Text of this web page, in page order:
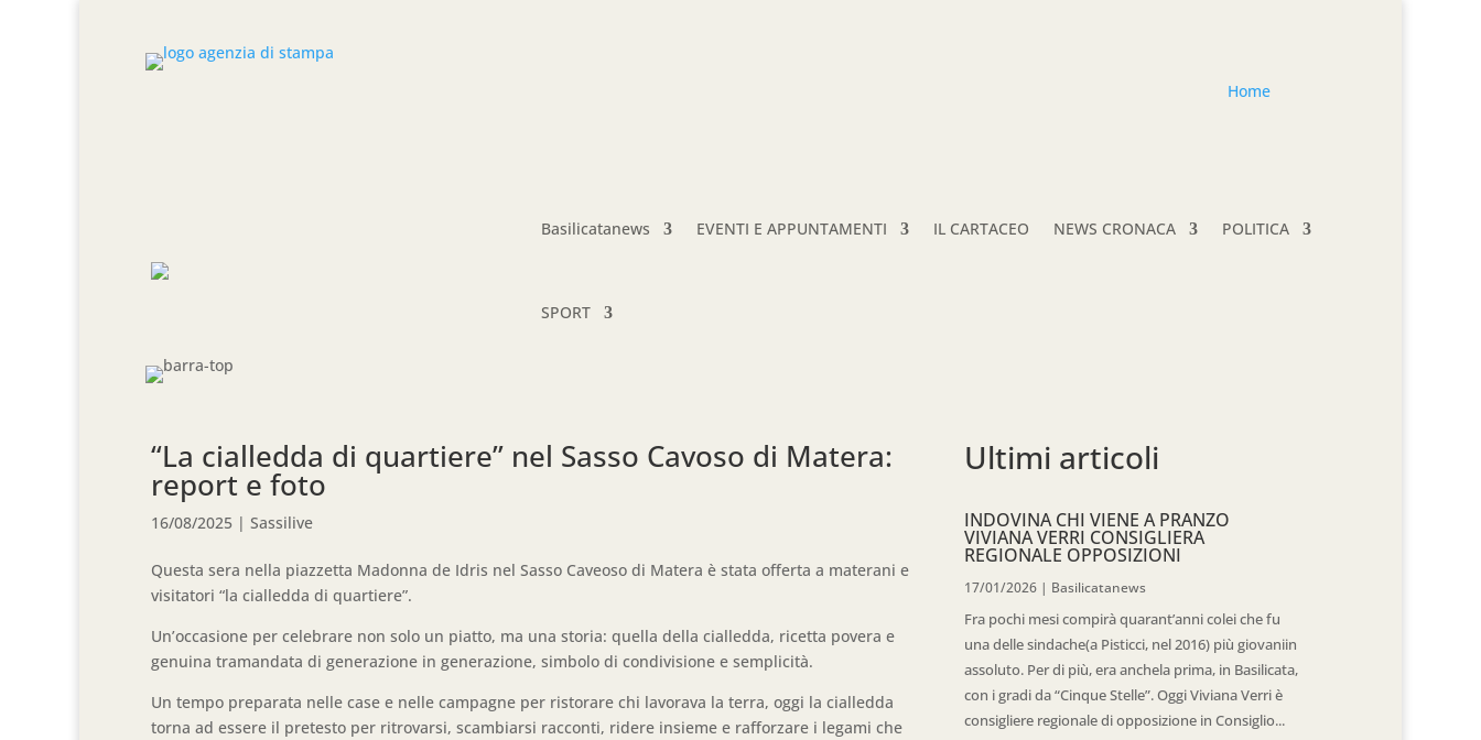
Home
Basilicatanews EVENTI E APPUNTAMENTI IL CARTACEO NEWS CRONACA POLITICA
SPORT
“La cialledda di quartiere” nel Sasso Cavoso di Matera:
report e foto
16/08/2025 | Sassilive
Questa sera nella piazzetta Madonna de Idris nel Sasso Caveoso di Matera è stata offerta a materani e
visitatori “la cialledda di quartiere”.
Un’occasione per celebrare non solo un piatto, ma una storia: quella della cialledda, ricetta povera e
genuina tramandata di generazione in generazione, simbolo di condivisione e semplicità.
Un tempo preparata nelle case e nelle campagne per ristorare chi lavorava la terra, oggi la cialledda
torna ad essere il pretesto per ritrovarsi, scambiarsi racconti, ridere insieme e rafforzare i legami che
Ultimi articoli
INDOVINA CHI VIENE A PRANZO
VIVIANA VERRI CONSIGLIERA
REGIONALE OPPOSIZIONI
17/01/2026 | Basilicatanews
Fra pochi mesi compirà quarant’anni colei che fu
una delle sindache(a Pisticci, nel 2016) più giovaniin
assoluto. Per di più, era anchela prima, in Basilicata,
con i gradi da “Cinque Stelle”. Oggi Viviana Verri è
consigliere regionale di opposizione in Consiglio...